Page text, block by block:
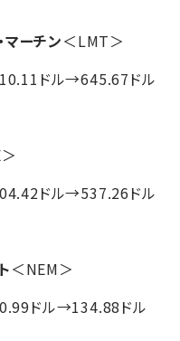
マーチン＜LMT＞
ドル→645.67ドル
ドル→537.26ドル
＜NEM＞
ドル→134.88ドル